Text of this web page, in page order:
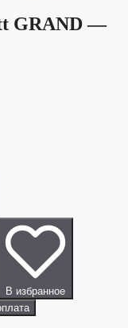
GRAND —
В избранное